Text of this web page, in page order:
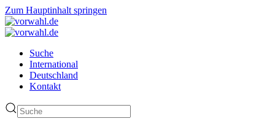
Zum Hauptinhalt springen
Suche
International
Deutschland
Kontakt